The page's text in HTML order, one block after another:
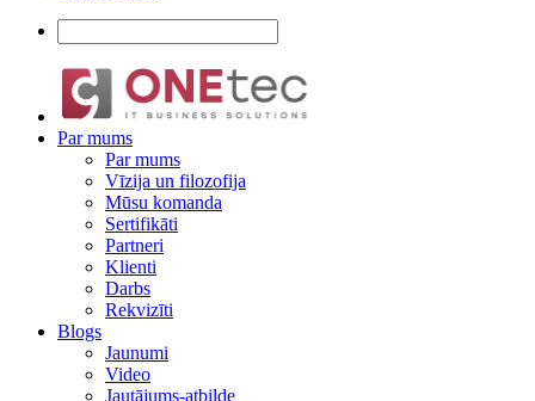
Par mums
Par mums
Vīzija un filozofija
Mūsu komanda
Sertifikāti
Partneri
Klienti
Darbs
Rekvizīti
Blogs
Jaunumi
Video
Jautājums-atbilde